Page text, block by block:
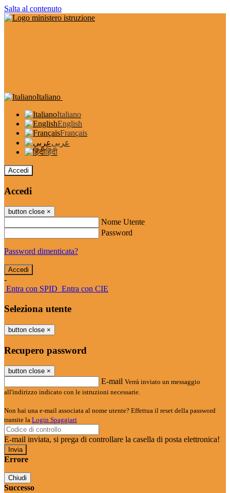
Salta al contenuto
Italiano
Italiano
English
Français
عربى
हिंदी
Accedi
Accedi
button close ×
Nome Utente
Password
Password dimenticata?
-
Entra con SPID Entra con CIE
Seleziona utente
button close ×
Recupero password
button close ×
E-mail Verrà inviato un messaggio
all'indirizzo indicato con le istruzioni necessarie.
Non hai una e-mail associata al nome utente? Effettua il reset della password
tramite la Login Spaggiari
E-mail inviata, si prega di controllare la casella di posta elettronica!
Errore
Chiudi
Successo